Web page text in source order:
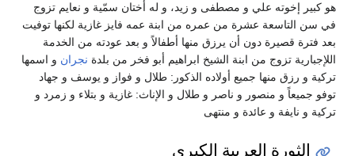
هو كبير إخوته علي و مصطفى و زيد، و له أختان سمّية و نعايم تزوج
في سن التاسعة عشرة من عمره من ابنة عمه فايز غازية لكنها توفيت
بعد فترة قصيرة دون أن يرزق منها أطفالاً و بعد عودته من الخدمة
اللإجبارية تزوج من ابنة الشيخ ابراهيم أبو فخر من بلدة نجران و اسمها
تركية و رزق منها جميع أولاده الذكور: طلال و فواز و يوسف و جهاد
توفو جميعاً و منصور و ناصر و طلال و الإناث: غازية و بتلاء و زمرد و
تركية و نايفة و عائدة و منتهى
الثورة العربية الكبرى